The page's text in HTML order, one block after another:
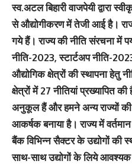
स्व.अटल बिहारी वाजपेयी द्वारा
से औद्योगीकरण में तेजी आई है।
गये हैं। राज्य की नीति संरचना में
नीति-2023, स्टार्टअप नीति-
औद्योगिक क्षेत्रों की स्थापना हेतु
क्षेत्रों में 27 नीतियां प्रख्यापित
अनुकूल हैं और हमने अन्य राज्यों की
आकर्षक बनाया है। राज्य में
बैंक विभिन्न सैक्टर के उद्योगों की
साथ-साथ उद्योगों के लिये